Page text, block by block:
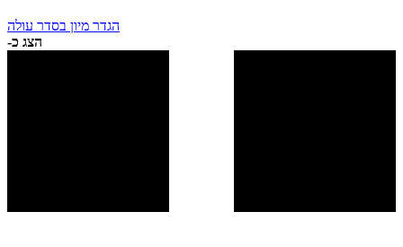
הגדר מיון בסדר עולה
הצג כ-